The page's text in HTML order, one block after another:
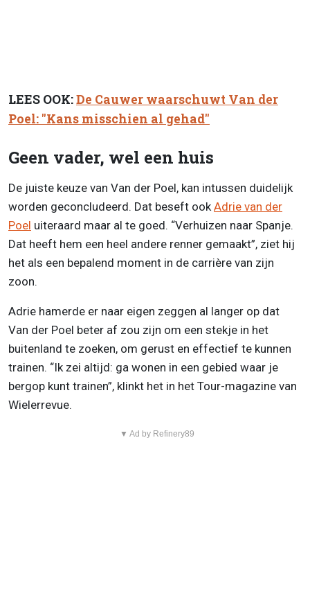
LEES OOK:De Cauwer waarschuwt Van der
Poel: "Kans misschien al gehad"
Geen vader, wel een huis
De juiste keuze van Van der Poel, kan intussen duidelijk
worden geconcludeerd. Dat beseft ookAdrie van der
Poel uiteraard maar al te goed. “Verhuizen naar Spanje.
Dat heeft hem een heel andere renner gemaakt”, ziet hij
het als een bepalend moment in de carrière van zijn
zoon.
Adrie hamerde er naar eigen zeggen al langer op dat
Van der Poel beter af zou zijn om een stekje in het
buitenland te zoeken, om gerust en effectief te kunnen
trainen. “Ik zei altijd: ga wonen in een gebied waar je
bergop kunt trainen”, klinkt het in het Tour-magazine van
Wielerrevue.
▼ Ad by Refinery89